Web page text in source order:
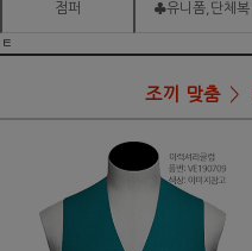
점퍼 ♣유니폼,단체복
ㅌ
조끼 맞춤